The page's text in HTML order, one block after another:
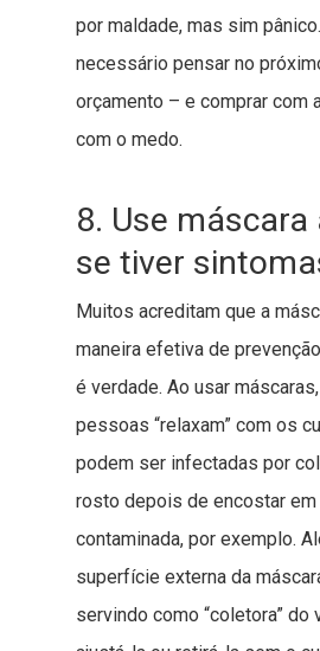
por maldade, mas sim
necessário pensar no
orçamento – e comprar com
com o medo.
8. Use máscara
se tiver
Muitos acreditam que a
maneira efetiva de
é verdade. Ao usar
pessoas “relaxam” com os
podem ser infectadas por
rosto depois de encostar
contaminada, por exemplo.
superfície externa da
servindo como “coletora” do